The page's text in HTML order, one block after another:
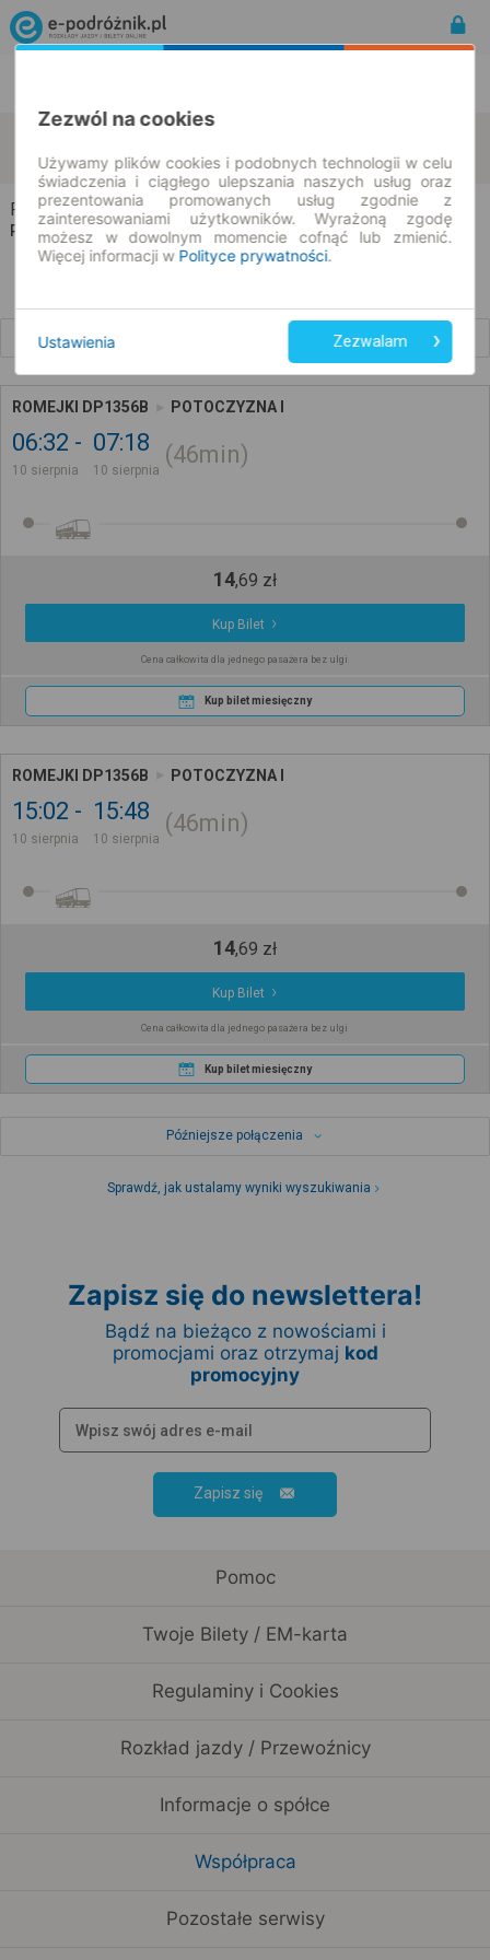
10.08.2026 | -- : --
Romejki → Potoczyzna
Rozkład jazdy i bilety
ROMEJKI DP1356B POTOCZYZNA I
06:32
10 sierpnia
07:18
10 sierpnia
46min
14,69 zł
Kup Bilet
Cena całkowita dla jednego pasażera bez ulgi
Kup bilet miesięczny
ROMEJKI DP1356B POTOCZYZNA I
15:02
10 sierpnia
15:48
10 sierpnia
46min
14,69 zł
Kup Bilet
Cena całkowita dla jednego pasażera bez ulgi
Kup bilet miesięczny
Późniejsze połączenia
Sprawdź, jak ustalamy wyniki wyszukiwania
Zapisz się do newslettera!
Bądź na bieżąco z nowościami i
promocjami oraz otrzymaj kod
promocyjny
Zapisz się
Pomoc
Twoje Bilety / EM-karta
Regulaminy i Cookies
Rozkład jazdy / Przewoźnicy
Informacje o spółce
Współpraca
Pozostałe serwisy
Zezwól na cookies
Używamy plików cookies i podobnych technologii w celu
świadczenia i ciągłego ulepszania naszych usług oraz
prezentowania promowanych usług zgodnie z
zainteresowaniami użytkowników. Wyrażoną zgodę
możesz w dowolnym momencie cofnąć lub zmienić.
Więcej informacji w Polityce prywatności.
Ustawienia Zezwalam